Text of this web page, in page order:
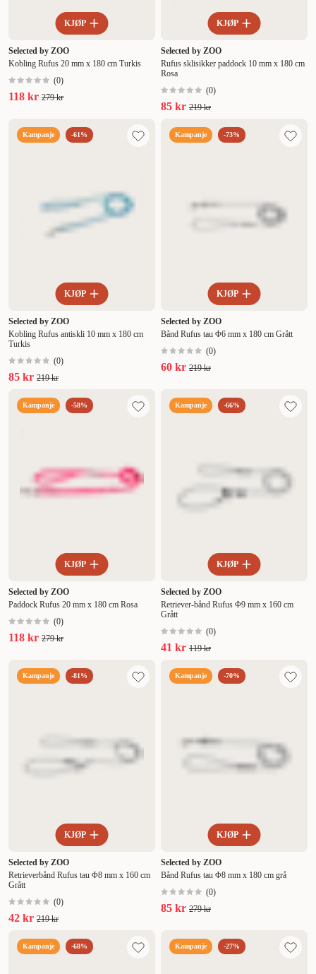
KJØP
Selected by ZOO
Kobling Rufus 20 mm x 180 cm Turkis
(0)
118 kr 279 kr
KJØP
Selected by ZOO
Rufus sklisikker paddock 10 mm x 180 cm
Rosa
(0)
85 kr 219 kr
Kampanje -61%
KJØP
Selected by ZOO
Kobling Rufus antiskli 10 mm x 180 cm
Turkis
(0)
85 kr 219 kr
Kampanje -73%
KJØP
Selected by ZOO
Bånd Rufus tau Φ6 mm x 180 cm Grått
(0)
60 kr 219 kr
Kampanje -58%
KJØP
Selected by ZOO
Paddock Rufus 20 mm x 180 cm Rosa
(0)
118 kr 279 kr
Kampanje -66%
KJØP
Selected by ZOO
Retriever-bånd Rufus Φ9 mm x 160 cm
Grått
(0)
41 kr 119 kr
Kampanje -81%
KJØP
Selected by ZOO
Retrieverbånd Rufus tau Φ8 mm x 160 cm
Grått
(0)
42 kr 219 kr
Kampanje -70%
KJØP
Selected by ZOO
Bånd Rufus tau Φ8 mm x 180 cm grå
(0)
85 kr 279 kr
Kampanje -68% Kampanje -27%